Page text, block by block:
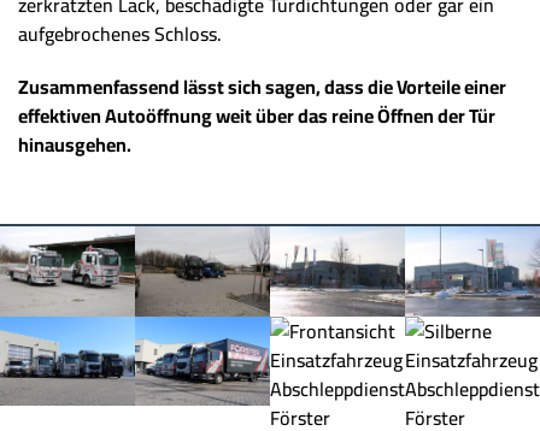
aufgebrochenes Schloss.
Zusammenfassend lässt sich sagen, dass die Vorteile einer
effektiven Autoöffnung weit über das reine Öffnen der Tür
hinausgehen.